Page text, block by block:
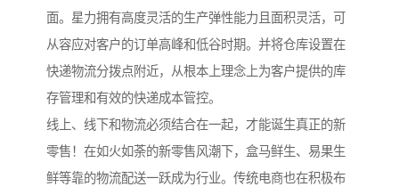
面。星力拥有高度灵活的生产弹性能力且面积灵活，可
从容应对客户的订单高峰和低谷时期。并将仓库设置在
快递物流分拨点附近，从根本上理念上为客户提供的库
存管理和有效的快递成本管控。
线上、线下和物流必须结合在一起，才能诞生真正的新
零售！在如火如荼的新零售风潮下，盒马鲜生、易果生
鲜等靠的物流配送一跃成为行业。传统电商也在积极布